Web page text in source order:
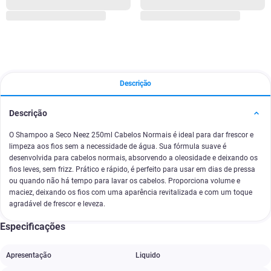
Descrição
Descrição
O Shampoo a Seco Neez 250ml Cabelos Normais é ideal para dar frescor e
limpeza aos fios sem a necessidade de água. Sua fórmula suave é
desenvolvida para cabelos normais, absorvendo a oleosidade e deixando os
fios leves, sem frizz. Prático e rápido, é perfeito para usar em dias de pressa
ou quando não há tempo para lavar os cabelos. Proporciona volume e
maciez, deixando os fios com uma aparência revitalizada e com um toque
agradável de frescor e leveza.
Especificações
Apresentação Liquido